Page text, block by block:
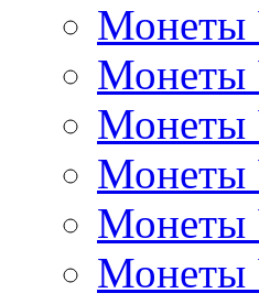
Монеты
Монеты
Монеты
Монеты
Монеты
Монеты